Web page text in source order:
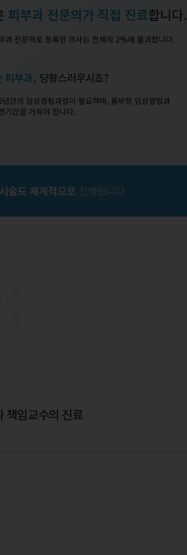
피부과 전문의가 직접 진료합니다.
과 전문의로 등록한 의사는 전체의 2%에 불과합니다.
피부과, 당황스러우시죠?
간의 임상경험과정이 필요하며, 풍부한 임상경험과
기간을 거쳐야 합니다.
술도 체계적으로진행됩니다.